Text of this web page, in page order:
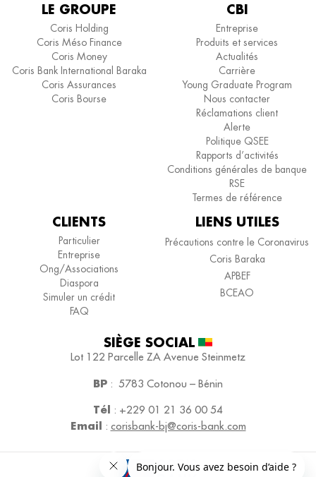
LE GROUPE
Coris Holding
Coris Méso Finance
Coris Money
Coris Bank International Baraka
Coris Assurances
Coris Bourse
CBI
Entreprise
Produits et services
Actualités
Carrière
Young Graduate Program
Nous contacter
Réclamations client
Alerte
Politique QSEE
Rapports d’activités
Conditions générales de banque
RSE
Termes de référence
CLIENTS
Particulier
Entreprise
Ong/Associations
Diaspora
Simuler un crédit
FAQ
LIENS UTILES
Précautions contre le Coronavirus
Coris Baraka
APBEF
BCEAO
SIÈGE SOCIAL​
Lot 122 Parcelle ZA Avenue Steinmetz
BP : 5783 Cotonou – Bénin
Tél : +229 01 21 36 00 54
Email : corisbank-bj@coris-bank.com